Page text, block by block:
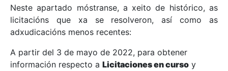
Mostrar/Ocultar
Mostrar/Ocultar
Neste apartado móstranse, a xeito de histórico, as
licitacións que xa se resolveron, así como as
adxudicacións menos recentes:
A partir del 3 de mayo de 2022, para obtener
información respecto a Licitaciones en curso y